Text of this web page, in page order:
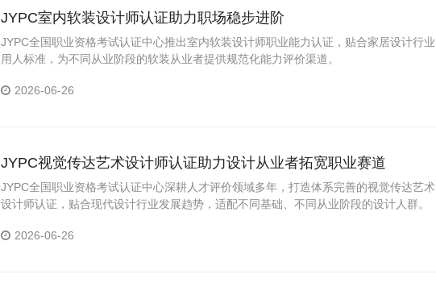
JYPC室内软装设计师认证助力职场稳步进阶
JYPC全国职业资格考试认证中心推出室内软装设计师职业能力认证，贴合家居设计行业
用人标准，为不同从业阶段的软装从业者提供规范化能力评价渠道。
2026-06-26
JYPC视觉传达艺术设计师认证助力设计从业者拓宽职业赛道
JYPC全国职业资格考试认证中心深耕人才评价领域多年，打造体系完善的视觉传达艺术
设计师认证，贴合现代设计行业发展趋势，适配不同基础、不同从业阶段的设计人群。
2026-06-26